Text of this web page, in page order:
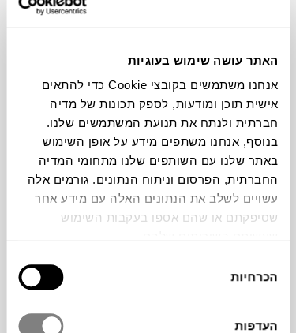
האתר עושה שימוש בעוגיות
אנחנו משתמשים בקובצי Cookie כדי להתאים
אישית תוכן ומודעות, לספק תכונות של מדיה
חברתית ולנתח את תנועת המשתמשים שלנו.
בנוסף, אנחנו משתפים מידע על אופן השימוש
באתר שלנו עם השותפים שלנו מתחומי המדיה
החברתית, הפרסום וניתוח הנתונים. גורמים אלה
עשויים לשלב את הנתונים האלה עם מידע אחר
שסיפקתם או שהם אספו בעקבות השימוש
הסכמה
הכרחיות
העדפות
₪3,078
כורסה LIEBE